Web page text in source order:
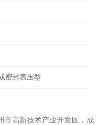
密封表压型
市高新技术产业开发区，成